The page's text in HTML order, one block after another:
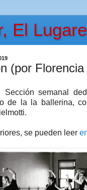
El
(por
Sección semanal
de la la ballerina,
se pueden leer